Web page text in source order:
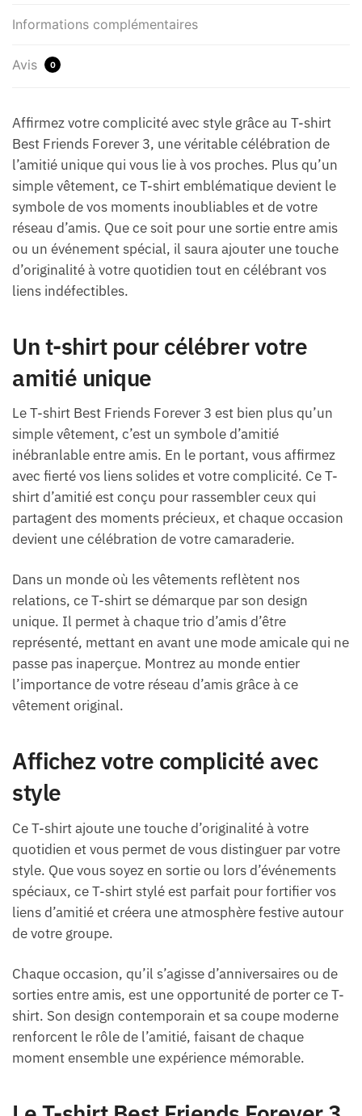
Informations complémentaires
Avis 0
Affirmez votre complicité avec style grâce au T-shirt
Best Friends Forever 3, une véritable célébration de
l’amitié unique qui vous lie à vos proches. Plus qu’un
simple vêtement, ce T-shirt emblématique devient le
symbole de vos moments inoubliables et de votre
réseau d’amis. Que ce soit pour une sortie entre amis
ou un événement spécial, il saura ajouter une touche
d’originalité à votre quotidien tout en célébrant vos
liens indéfectibles.
Un t-shirt pour célébrer votre
amitié unique
Le T-shirt Best Friends Forever 3 est bien plus qu’un
simple vêtement, c’est un symbole d’amitié
inébranlable entre amis. En le portant, vous affirmez
avec fierté vos liens solides et votre complicité. Ce T-
shirt d’amitié est conçu pour rassembler ceux qui
partagent des moments précieux, et chaque occasion
devient une célébration de votre camaraderie.
Dans un monde où les vêtements reflètent nos
relations, ce T-shirt se démarque par son design
unique. Il permet à chaque trio d’amis d’être
représenté, mettant en avant une mode amicale qui ne
passe pas inaperçue. Montrez au monde entier
l’importance de votre réseau d’amis grâce à ce
vêtement original.
Affichez votre complicité avec
style
Ce T-shirt ajoute une touche d’originalité à votre
quotidien et vous permet de vous distinguer par votre
style. Que vous soyez en sortie ou lors d’événements
spéciaux, ce T-shirt stylé est parfait pour fortifier vos
liens d’amitié et créera une atmosphère festive autour
de votre groupe.
Chaque occasion, qu’il s’agisse d’anniversaires ou de
sorties entre amis, est une opportunité de porter ce T-
shirt. Son design contemporain et sa coupe moderne
renforcent le rôle de l’amitié, faisant de chaque
moment ensemble une expérience mémorable.